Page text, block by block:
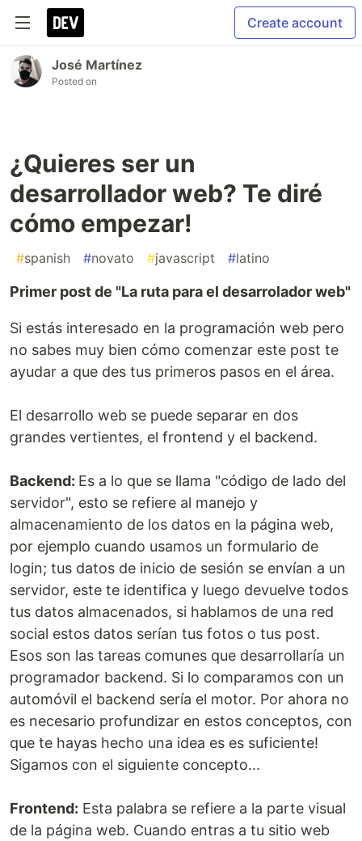
Create account
José Martínez
Posted on
¿Quieres ser un
desarrollador web? Te diré
cómo empezar!
#spanish #novato #javascript #latino
Primer post de "La ruta para el desarrolador web"
Si estás interesado en la programación web pero
no sabes muy bien cómo comenzar este post te
ayudar a que des tus primeros pasos en el área.
El desarrollo web se puede separar en dos
grandes vertientes, el frontend y el backend.
Backend: Es a lo que se llama "código de lado del
servidor", esto se refiere al manejo y
almacenamiento de los datos en la página web,
por ejemplo cuando usamos un formulario de
login; tus datos de inicio de sesión se envían a un
servidor, este te identifica y luego devuelve todos
tus datos almacenados, si hablamos de una red
social estos datos serían tus fotos o tus post.
Esos son las tareas comunes que desarrollaría un
programador backend. Si lo comparamos con un
automóvil el backend sería el motor. Por ahora no
es necesario profundizar en estos conceptos, con
que te hayas hecho una idea es es suficiente!
Sigamos con el siguiente concepto...
Frontend: Esta palabra se refiere a la parte visual
de la página web. Cuando entras a tu sitio web